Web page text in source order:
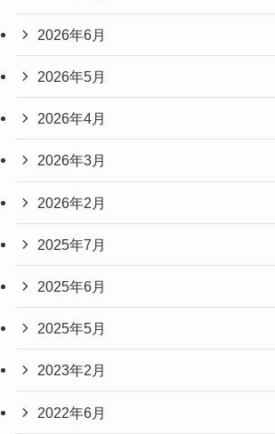
2026年6月
2026年5月
2026年4月
2026年3月
2026年2月
2025年7月
2025年6月
2025年5月
2023年2月
2022年6月